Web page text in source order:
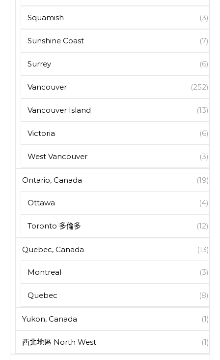
Squamish (3)
Sunshine Coast (7)
Surrey (6)
Vancouver (252)
Vancouver Island (13)
Victoria (6)
West Vancouver (3)
Ontario, Canada (19)
Ottawa (4)
Toronto 多倫多 (12)
Quebec, Canada (13)
Montreal (3)
Quebec (8)
Yukon, Canada (1)
西北地區 North West (1)